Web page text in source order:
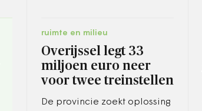
ruimte en milieu
Overijssel legt 33
miljoen euro neer
voor twee treinstellen
De provincie zoekt oplossing